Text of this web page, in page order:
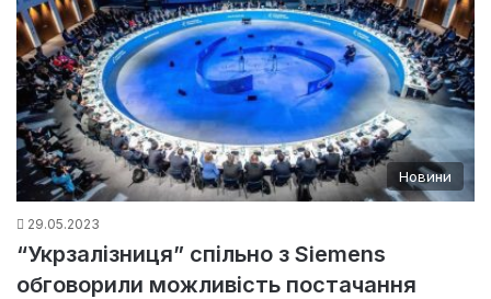
Новини
29.05.2023
“Укрзалізниця” спільно з Siemens
обговорили можливість постачання